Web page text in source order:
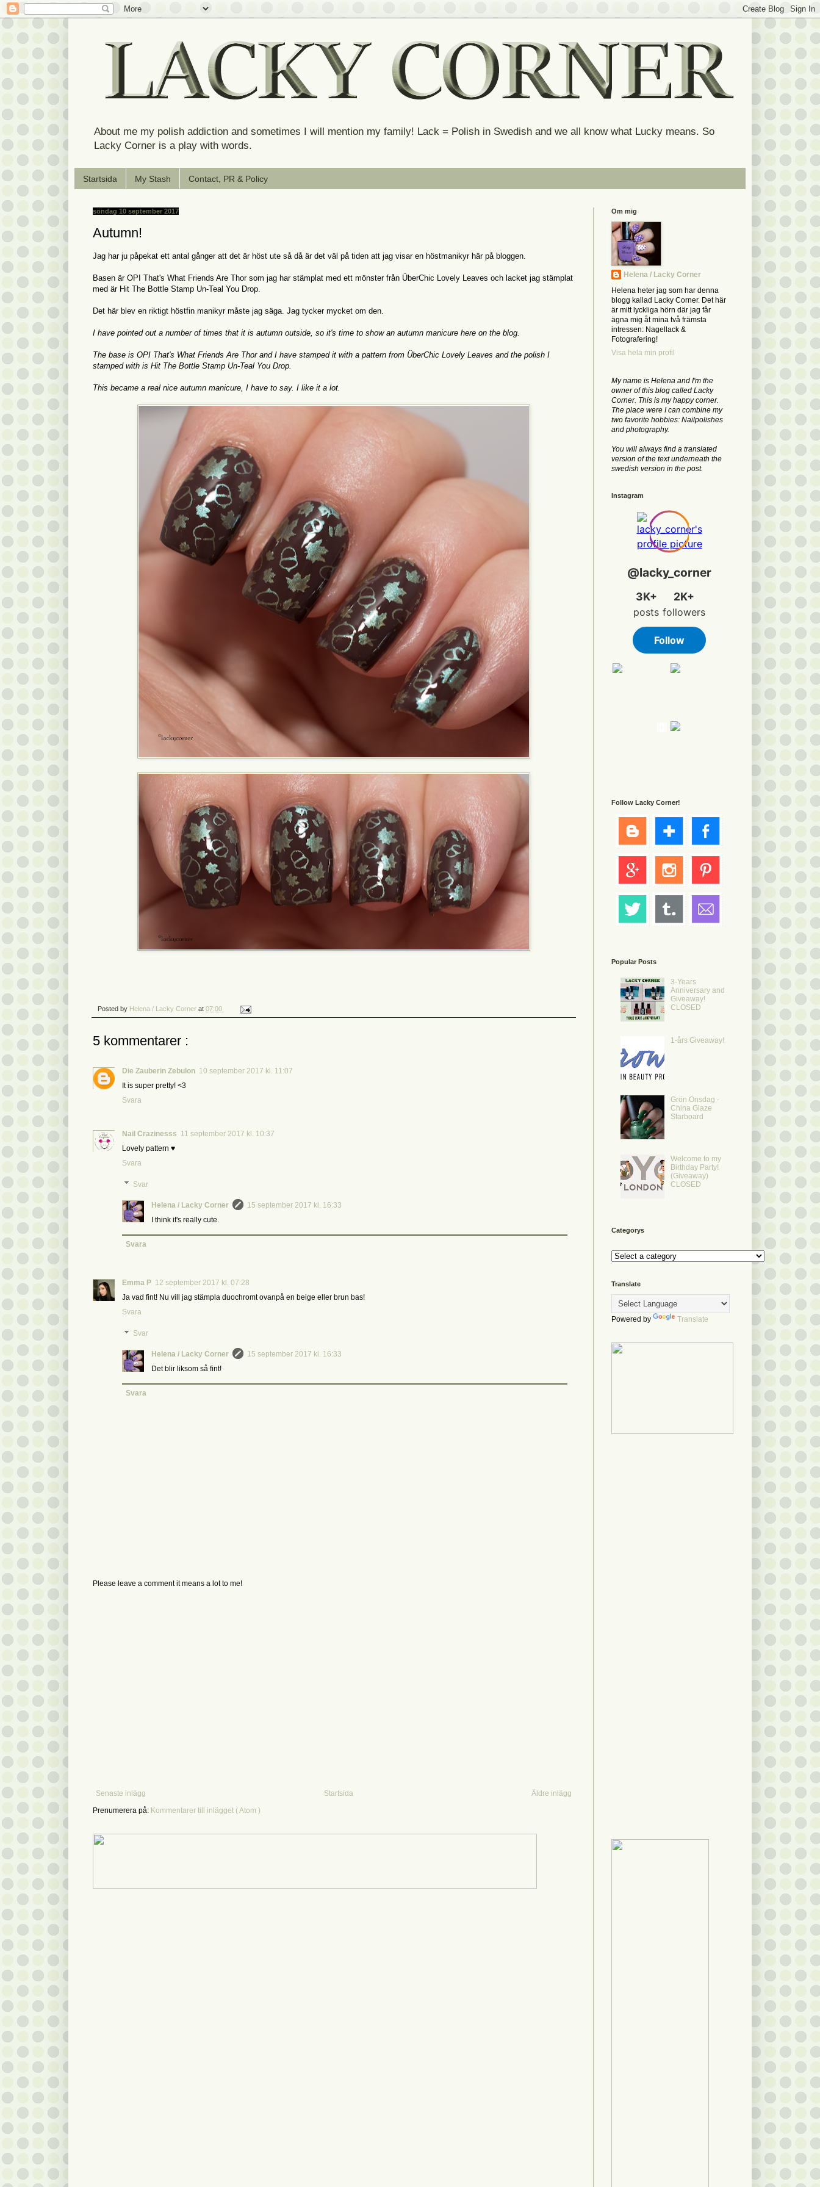
About me my polish addiction and sometimes I will mention my family! Lack = Polish in Swedish and we all know what Lucky means. So
Lacky Corner is a play with words.
Startsida My Stash Contact, PR & Policy
söndag 10 september 2017
Autumn!
Jag har ju påpekat ett antal gånger att det är höst ute så då är det väl på tiden att jag visar en höstmanikyr här på bloggen.
Basen är OPI That's What Friends Are Thor som jag har stämplat med ett mönster från ÜberChic Lovely Leaves och lacket jag stämplat
med är Hit The Bottle Stamp Un-Teal You Drop.
Det här blev en riktigt höstfin manikyr måste jag säga. Jag tycker mycket om den.
I have pointed out a number of times that it is autumn outside, so it's time to show an autumn manicure here on the blog.
The base is OPI That's What Friends Are Thor and I have stamped it with a pattern from ÜberChic Lovely Leaves and the polish I
stamped with is Hit The Bottle Stamp Un-Teal You Drop.
This became a real nice autumn manicure, I have to say. I like it a lot.
Posted by Helena / Lacky Corner at 07:00
5 kommentarer :
Die Zauberin Zebulon 10 september 2017 kl. 11:07
It is super pretty! <3
Svara
Nail Crazinesss 11 september 2017 kl. 10:37
Lovely pattern ♥
Svara
Svar
Helena / Lacky Corner
15 september 2017 kl. 16:33
I think it's really cute.
Svara
Emma P 12 september 2017 kl. 07:28
Ja vad fint! Nu vill jag stämpla duochromt ovanpå en beige eller brun bas!
Svara
Svar
Helena / Lacky Corner
15 september 2017 kl. 16:33
Det blir liksom så fint!
Svara
Please leave a comment it means a lot to me!
Senaste inlägg Äldre inlägg
Startsida
Prenumerera på: Kommentarer till inlägget ( Atom )
Om mig
Helena / Lacky Corner
Helena heter jag som har denna
blogg kallad Lacky Corner. Det här
är mitt lyckliga hörn där jag får
ägna mig åt mina två främsta
intressen: Nagellack &
Fotografering!
Visa hela min profil
My name is Helena and I'm the
owner of this blog called Lacky
Corner. This is my happy corner.
The place were I can combine my
two favorite hobbies: Nailpolishes
and photography.
You will always find a translated
version of the text underneath the
swedish version in the post.
Instagram
Follow Lacky Corner!
Popular Posts
3-Years
Anniversary and
Giveaway!
CLOSED
1-års Giveaway!
Grön Onsdag -
China Glaze
Starboard
Welcome to my
Birthday Party!
(Giveaway)
CLOSED
Categorys
Translate
Powered by Translate